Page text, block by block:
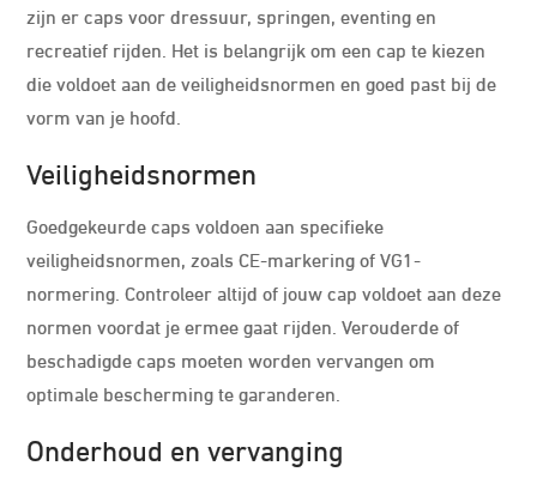
zijn er caps voor dressuur, springen, eventing en
recreatief rijden. Het is belangrijk om een cap te kiezen
die voldoet aan de veiligheidsnormen en goed past bij de
vorm van je hoofd.
Veiligheidsnormen
Goedgekeurde caps voldoen aan specifieke
veiligheidsnormen, zoals CE-markering of VG1-
normering. Controleer altijd of jouw cap voldoet aan deze
normen voordat je ermee gaat rijden. Verouderde of
beschadigde caps moeten worden vervangen om
optimale bescherming te garanderen.
Onderhoud en vervanging